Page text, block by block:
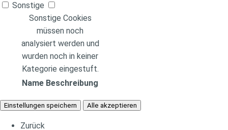
Sonstige
Sonstige Cookies
müssen noch
analysiert werden und
wurden noch in keiner
Kategorie eingestuft.
Name Beschreibung
Einstellungen speichern Alle akzeptieren
Zurück